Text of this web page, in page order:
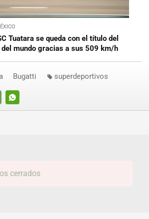
Tuatara se queda con el título del
mundo gracias a sus 509 km/h
WHATSAPP
Bugatti superdeportivos
cerrados